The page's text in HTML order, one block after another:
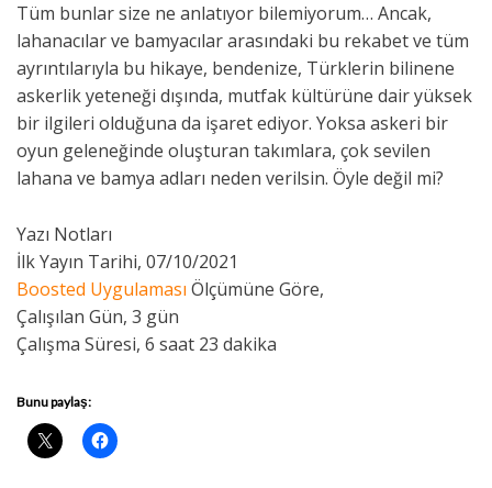
Tüm bunlar size ne anlatıyor bilemiyorum… Ancak,
lahanacılar ve bamyacılar arasındaki bu rekabet ve tüm
ayrıntılarıyla bu hikaye, bendenize, Türklerin bilinene
askerlik yeteneği dışında, mutfak kültürüne dair yüksek
bir ilgileri olduğuna da işaret ediyor. Yoksa askeri bir
oyun geleneğinde oluşturan takımlara, çok sevilen
lahana ve bamya adları neden verilsin. Öyle değil mi?
Yazı Notları
İlk Yayın Tarihi, 07/10/2021
Boosted Uygulaması Ölçümüne Göre,
Çalışılan Gün, 3 gün
Çalışma Süresi, 6 saat 23 dakika
Bunu paylaş: